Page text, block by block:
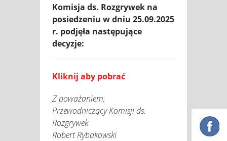
Komisja ds. Rozgrywek na
posiedzeniu w dniu 25.09.2025
r. podjęła następujące
decyzje:
Kliknij aby pobrać
Z poważaniem,
Przewodniczący Komisji ds.
Rozgrywek
Robert Rybakowski